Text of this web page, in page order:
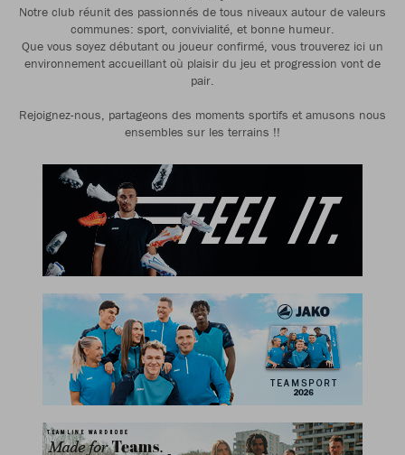
Notre club réunit des passionnés de tous niveaux autour de valeurs
communes: sport, convivialité, et bonne humeur.
Que vous soyez débutant ou joueur confirmé, vous trouverez ici un
environnement accueillant où plaisir du jeu et progression vont de
pair.
Rejoignez-nous, partageons des moments sportifs et amusons nous
ensembles sur les terrains !!